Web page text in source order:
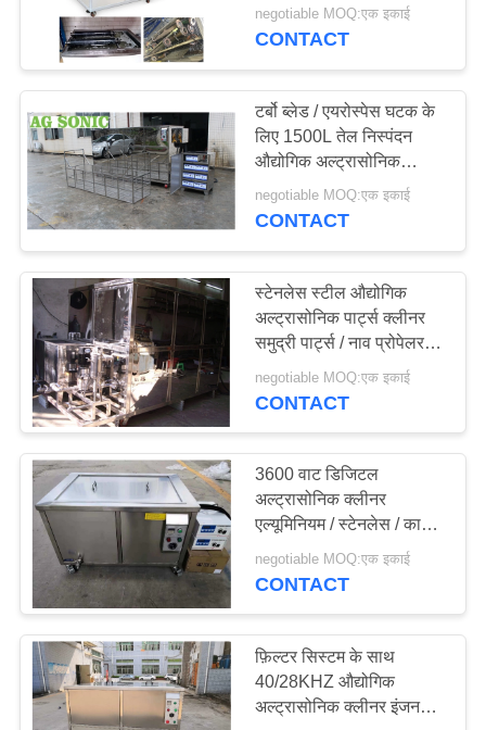
कारखाना
भ्रमण
गुणवत्ता
नियंत्रण
संपर्क
करें
समाचार
एक
उद्धरण
विनती
करे
साइटमैप
PRIVACY
अल्ट्रासोनिक इंजन
क्लीनर
139
चिकित्सा अल्ट्रासोनिक
क्लीनर
59
प्रयोगशाला अल्ट्रासोनिक
क्लीनर
negotiable MOQ:एक इकाई
CONTACT
टर्बो ब्लेड / एयरोस्पेस घटक के
लिए 1500L तेल निस्पंदन
औद्योगिक अल्ट्रासोनिक
क्लीनर
negotiable MOQ:एक इकाई
CONTACT
स्टेनलेस स्टील औद्योगिक
अल्ट्रासोनिक पार्ट्स क्लीनर
समुद्री पार्ट्स / नाव प्रोपेलर
एप्लाइड
negotiable MOQ:एक इकाई
CONTACT
3600 वाट डिजिटल
अल्ट्रासोनिक क्लीनर
एल्यूमिनियम / स्टेनलेस / कार्बन
स्टील ट्यूब साफ;
negotiable MOQ:एक इकाई
CONTACT
फ़िल्टर सिस्टम के साथ
40/28KHZ औद्योगिक
अल्ट्रासोनिक क्लीनर इंजन